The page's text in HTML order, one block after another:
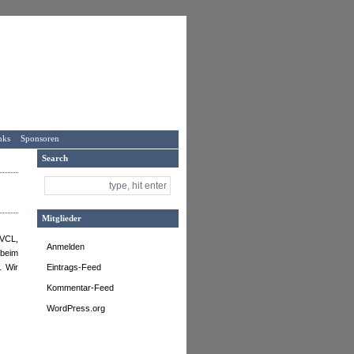
Sponsoren
Search
Mitglieder
Anmelden
Eintrags-Feed
Kommentar-Feed
WordPress.org
Wir